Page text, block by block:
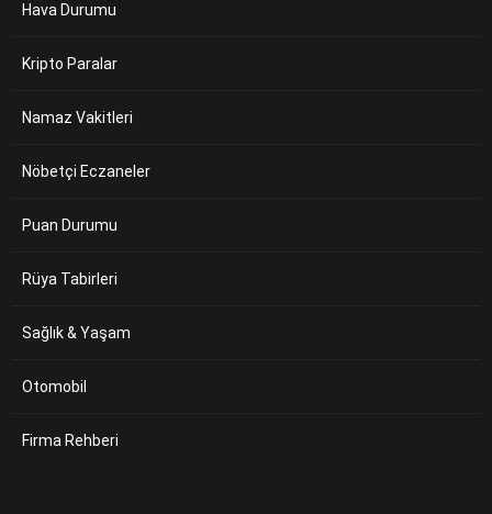
Hava Durumu
Kripto Paralar
Namaz Vakitleri
Nöbetçi Eczaneler
Puan Durumu
Rüya Tabirleri
Sağlık & Yaşam
Otomobil
Firma Rehberi